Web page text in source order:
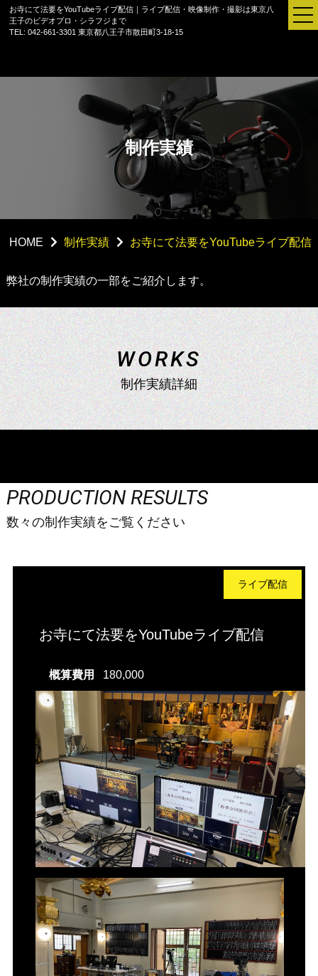
お寺にて法要をYouTubeライブ配信｜ライブ配信・映像制作・撮影は東京八
王子のビデオプロ・シラフジまで
TEL: 042-661-3301 東京都八王子市散田町3-18-15
ご法要配信
コンサート配信
企業配信
学校行事配信
制作実績
HOME 制作実績 お寺にて法要をYouTubeライブ配信
弊社の制作実績の一部をご紹介します。
WORKS
制作実績詳細
PRODUCTION RESULTS
数々の制作実績をご覧ください
ライブ配信
お寺にて法要をYouTubeライブ配信
概算費用 180,000